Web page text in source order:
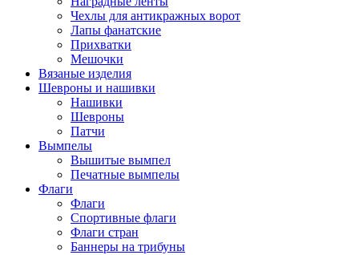
Чехлы для антикражных ворот
Лапы фанатские
Прихватки
Мешочки
Вязаные изделия
Шевроны и нашивки
Нашивки
Шевроны
Патчи
Вымпелы
Вышитые вымпел
Печатные вымпелы
Флаги
Флаги
Спортивные флаги
Флаги стран
Баннеры на трибуны